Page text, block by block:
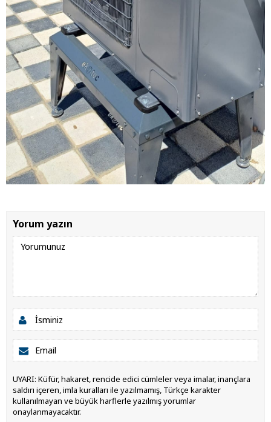
Yorum yazın
UYARI: Küfür, hakaret, rencide edici cümleler veya imalar, inançlara
saldırı içeren, imla kuralları ile yazılmamış, Türkçe karakter
kullanılmayan ve büyük harflerle yazılmış yorumlar
onaylanmayacaktır.